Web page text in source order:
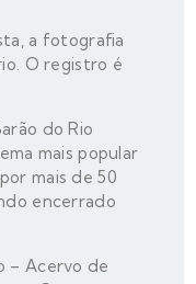
a fotografia
O registro é
do Rio
mais popular
mais de 50
encerrado
– Acervo de